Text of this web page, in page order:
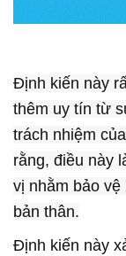
Định kiến này
thêm uy tín từ
trách nhiệm
rằng, điều này
vị nhằm bảo
bản thân.
Định kiến này